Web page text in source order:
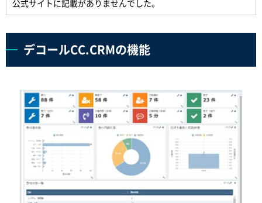
公式サイトに記載がありませんでした。
デコールCC.CRMの機能